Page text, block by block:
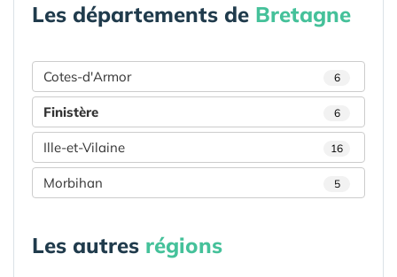
Les départements de Bretagne
Cotes-d'Armor 6
Finistère 6
Ille-et-Vilaine 16
Morbihan 5
Les autres régions